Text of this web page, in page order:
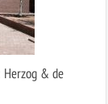
Herzog & de